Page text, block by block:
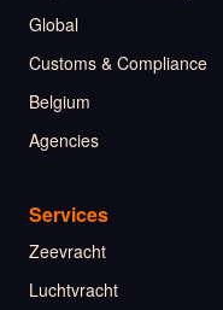
Global
Customs & Compliance
Belgium
Agencies
Services
Zeevracht
Luchtvracht